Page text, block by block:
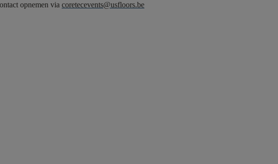
opnemen via coretecevents@usfloors.be